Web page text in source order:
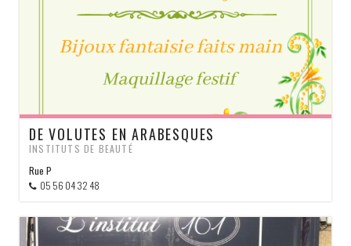
DE VOLUTES EN ARABESQUES
INSTITUTS DE BEAUTÉ
Rue P
05 56 04 32 48